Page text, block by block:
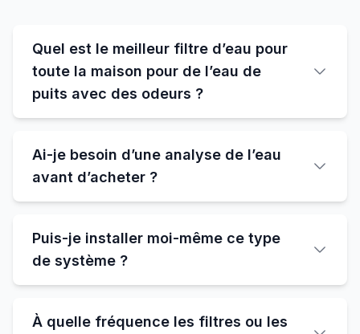
Quel est le meilleur filtre d’eau pour
toute la maison pour de l’eau de
puits avec des odeurs ?
Ai-je besoin d’une analyse de l’eau
avant d’acheter ?
Puis-je installer moi-même ce type
de système ?
À quelle fréquence les filtres ou les